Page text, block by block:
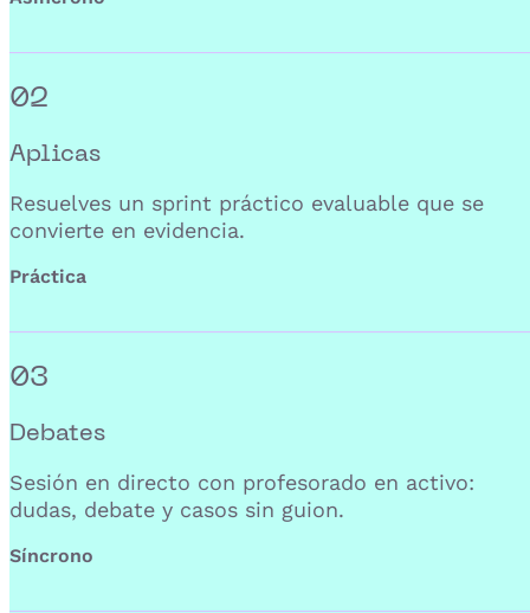
02
Aplicas
Resuelves un sprint práctico evaluable que se
convierte en evidencia.
Práctica
03
Debates
Sesión en directo con profesorado en activo:
dudas, debate y casos sin guion.
Síncrono